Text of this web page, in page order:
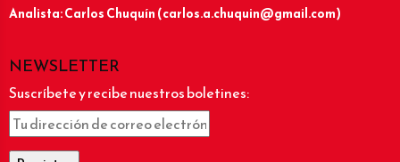
Analista: Carlos Chuquín (carlos.a.chuquin@gmail.com)
NEWSLETTER
Suscríbete y recibe nuestros boletines: